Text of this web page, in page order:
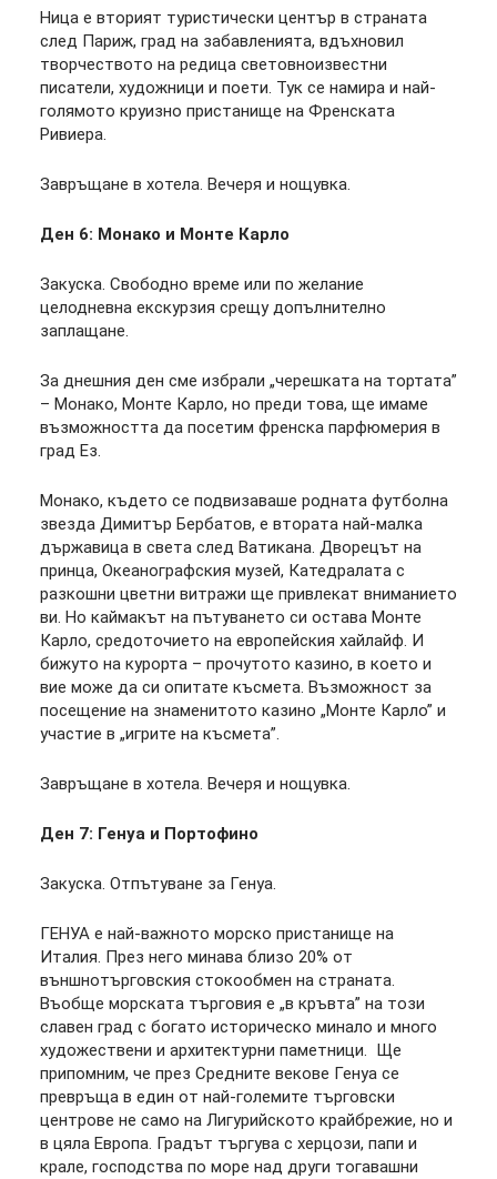
Ница е вторият туристически център в страната
след Париж, град на забавленията, вдъхновил
творчеството на редица световноизвестни
писатели, художници и поети. Тук се намира и най-
голямото круизно пристанище на Френската
Ривиера.
Завръщане в хотела. Вечеря и нощувка.
Ден 6: Монако и Монте Карло
Закуска. Свободно време или по желание
целодневна екскурзия срещу допълнително
заплащане.
За днешния ден сме избрали „черешката на тортата”
– Монако, Монте Карло, но преди това, ще имаме
възможността да посетим френска парфюмерия в
град Ез.
Монако, където се подвизаваше родната футболна
звезда Димитър Бербатов, е втората най-малка
държавица в света след Ватикана. Дворецът на
принца, Океанографския музей, Катедралата с
разкошни цветни витражи ще привлекат вниманието
ви. Но каймакът на пътуването си остава Монте
Карло, средоточието на европейския хайлайф. И
бижуто на курорта – прочутото казино, в което и
вие може да си опитате късмета. Възможност за
посещение на знаменитото казино „Монте Карло” и
участие в „игрите на късмета”.
Завръщане в хотела. Вечеря и нощувка.
Ден 7: Генуа и Портофино
Закуска. Отпътуване за Генуа.
ГЕНУА е най-важното морско пристанище на
Италия. През него минава близо 20% от
външнотърговския стокообмен на страната.
Въобще морската търговия е „в кръвта” на този
славен град с богато историческо минало и много
художествени и архитектурни паметници. Ще
припомним, че през Средните векове Генуа се
превръща в един от най-големите търговски
центрове не само на Лигурийското крайбрежие, но и
в цяла Европа. Градът търгува с херцози, папи и
крале, господства по море над други тогавашни